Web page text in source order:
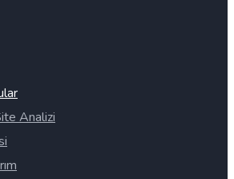
Analizi